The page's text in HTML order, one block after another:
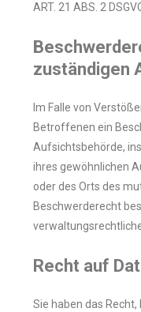
ART. 21 ABS. 2
zuständigen
Im Falle von
Betroffenen ein
Aufsichtsbehörde,
ihres gewöhnlichen
oder des Orts des
Beschwerderecht
Recht auf
Sie haben das